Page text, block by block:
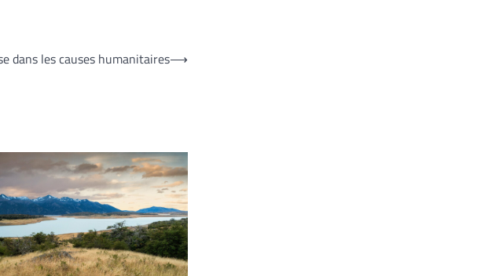
dans les causes humanitaires⟶